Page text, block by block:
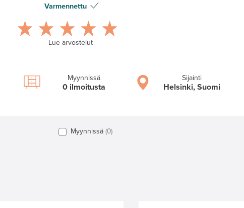
Varmennettu
Lue arvostelut
Myynnissä
0 ilmoitusta
Sijainti
Helsinki, Suomi
Myynnissä 0